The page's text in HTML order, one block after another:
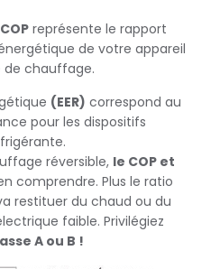
représente le rapport
de votre appareil
de chauffage.
(EER) correspond au
pour les dispositifs
réversible, le COP et
comprendre. Plus le ratio
restituer du chaud ou du
faible. Privilégiez
A ou B !